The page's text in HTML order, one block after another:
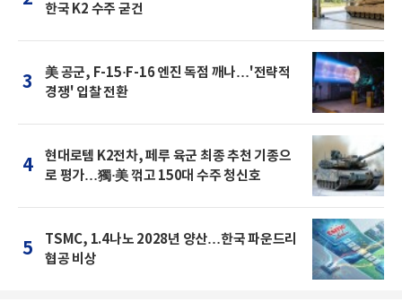
한국 K2 수주 굳건
3
美 공군, F-15·F-16 엔진 독점 깨나…'전략적
경쟁' 입찰 전환
4
현대로템 K2전차, 페루 육군 최종 추천 기종으
로 평가…獨·美 꺾고 150대 수주 청신호
5
TSMC, 1.4나노 2028년 양산…한국 파운드리
협공 비상